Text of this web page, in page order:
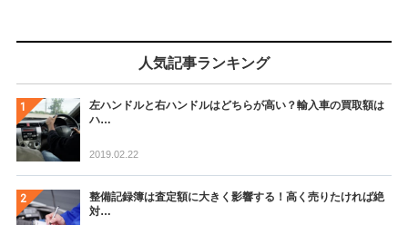
人気記事ランキング
左ハンドルと右ハンドルはどちらが高い？輸入車の買取額は
ハ…
2019.02.22
整備記録簿は査定額に大きく影響する！高く売りたければ絶
対…